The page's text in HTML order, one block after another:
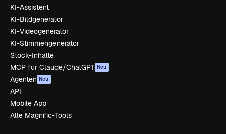
KI-Assistent
KI-Bildgenerator
KI-Videogenerator
KI-Stimmengenerator
Stock-Inhalte
MCP für Claude/ChatGPT Neu
Agenten Neu
API
Mobile App
Alle Magnific-Tools